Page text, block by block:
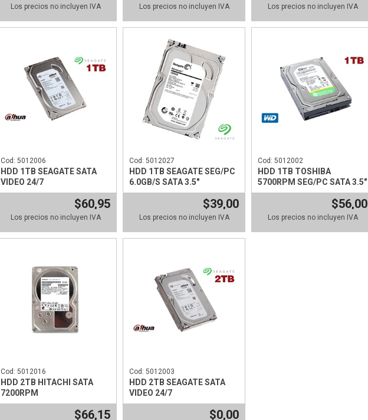
Los precios no incluyen IVA Los precios no incluyen IVA Los precios no incluyen IVA
Cod: 5012006
HDD 1TB SEAGATE SATA
VIDEO 24/7
$60,95
Los precios no incluyen IVA
Cod: 5012027
HDD 1TB SEAGATE SEG/PC
6.0GB/S SATA 3.5"
$39,00
Los precios no incluyen IVA
Cod: 5012002
HDD 1TB TOSHIBA
5700RPM SEG/PC SATA 3.5"
$56,00
Los precios no incluyen IVA
Cod: 5012016
HDD 2TB HITACHI SATA
7200RPM
$66,15
Cod: 5012003
HDD 2TB SEAGATE SATA
VIDEO 24/7
$0,00